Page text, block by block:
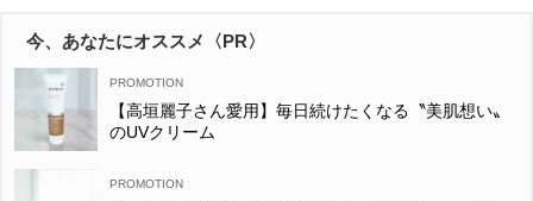
今、あなたにオススメ〈PR〉
【高垣麗子さん愛用】毎日続けたくなる〝美肌想い〟
のUVクリーム